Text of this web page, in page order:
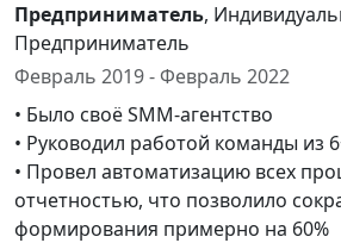
Предприниматель,
Предприниматель
Февраль 2019 - Февраль 2022
• Было своё SMM-агентство
• Руководил работой команды из
• Провел автоматизацию всех
отчетностью, что позволило
формирования примерно на 60%